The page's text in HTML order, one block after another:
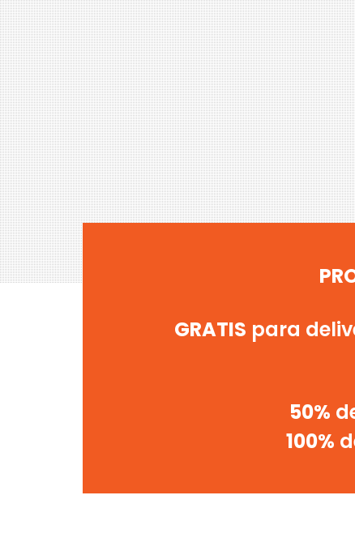
GRATIS para
50%
100%